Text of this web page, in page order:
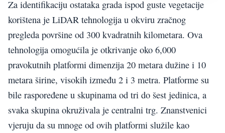
Za identifikaciju ostataka grada ispod guste vegetacije
korištena je LiDAR tehnologija u okviru zračnog
pregleda površine od 300 kvadratnih kilometara. Ova
tehnologija omogućila je otkrivanje oko 6,000
pravokutnih platformi dimenzija 20 metara dužine i 10
metara širine, visokih između 2 i 3 metra. Platforme su
bile raspoređene u skupinama od tri do šest jedinica, a
svaka skupina okruživala je centralni trg. Znanstvenici
vjeruju da su mnoge od ovih platformi služile kao